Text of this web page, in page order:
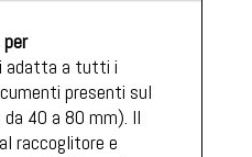
adatta a tutti i
presenti sul
40 a 80 mm). Il
raccoglitore e